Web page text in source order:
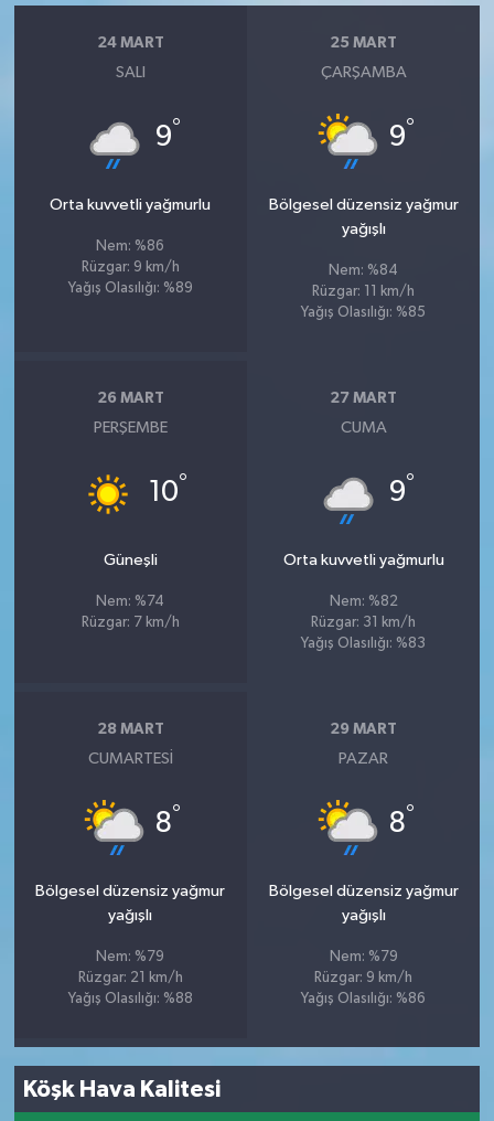
24 MART
SALI
9°
Orta kuvvetli yağmurlu
Nem: %86
Rüzgar: 9 km/h
Yağış Olasılığı: %89
25 MART
ÇARŞAMBA
9°
Bölgesel düzensiz yağmur
yağışlı
Nem: %84
Rüzgar: 11 km/h
Yağış Olasılığı: %85
26 MART
PERŞEMBE
10°
Güneşli
Nem: %74
Rüzgar: 7 km/h
27 MART
CUMA
9°
Orta kuvvetli yağmurlu
Nem: %82
Rüzgar: 31 km/h
Yağış Olasılığı: %83
28 MART
CUMARTESI
8°
Bölgesel düzensiz yağmur
yağışlı
Nem: %79
Rüzgar: 21 km/h
Yağış Olasılığı: %88
29 MART
PAZAR
8°
Bölgesel düzensiz yağmur
yağışlı
Nem: %79
Rüzgar: 9 km/h
Yağış Olasılığı: %86
Köşk Hava Kalitesi